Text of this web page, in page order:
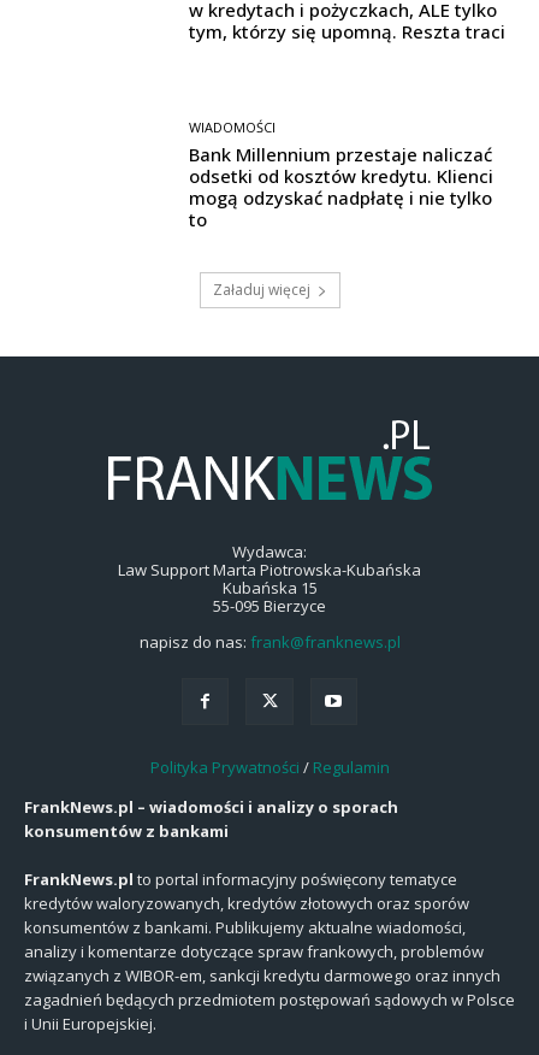
w kredytach i pożyczkach, ALE tylko
tym, którzy się upomną. Reszta traci
WIADOMOŚCI
Bank Millennium przestaje naliczać
odsetki od kosztów kredytu. Klienci
mogą odzyskać nadpłatę i nie tylko
to
Załaduj więcej
Wydawca:
Law Support Marta Piotrowska-Kubańska
Kubańska 15
55-095 Bierzyce
napisz do nas: frank@franknews.pl
Polityka Prywatności / Regulamin
FrankNews.pl – wiadomości i analizy o sporach
konsumentów z bankami
FrankNews.pl to portal informacyjny poświęcony tematyce
kredytów waloryzowanych, kredytów złotowych oraz sporów
konsumentów z bankami. Publikujemy aktualne wiadomości,
analizy i komentarze dotyczące spraw frankowych, problemów
związanych z WIBOR-em, sankcji kredytu darmowego oraz innych
zagadnień będących przedmiotem postępowań sądowych w Polsce
i Unii Europejskiej.